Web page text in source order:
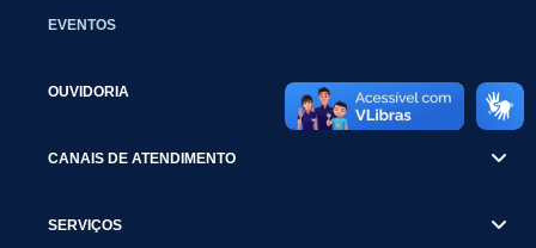
EVENTOS
OUVIDORIA
CANAIS DE ATENDIMENTO
SERVIÇOS